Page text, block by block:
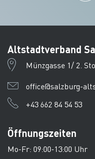
Altstadtverband
Münzgasse 1/ 2.
office@salzburg-
+43 662 84 54 53
Öffnungszeiten
Mo-Fr: 09:00-13:00 Uhr